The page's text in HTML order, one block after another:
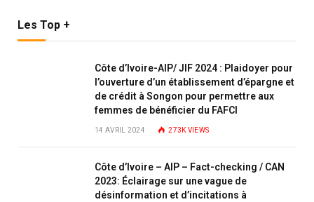
Les Top +
Côte d’Ivoire-AIP/ JIF 2024 : Plaidoyer pour
l’ouverture d’un établissement d’épargne et
de crédit à Songon pour permettre aux
femmes de bénéficier du FAFCI
14 AVRIL 2024 273K VIEWS
Côte d’Ivoire – AIP – Fact-checking / CAN
2023: Éclairage sur une vague de
désinformation et d’incitations à